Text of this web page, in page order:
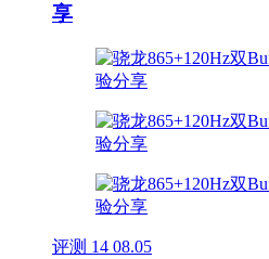
享
评测 14 08.05